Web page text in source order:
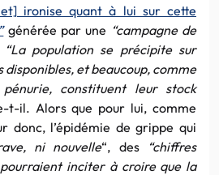
ironise quant à lui sur cette
générée par une “campagne de
“La population se précipite sur
disponibles, et beaucoup, comme
constituent leur stock
t-il. Alors que pour lui, comme
donc, l’épidémie de grippe qui
ni nouvelle“, des
“chiffres
inciter à croire que la